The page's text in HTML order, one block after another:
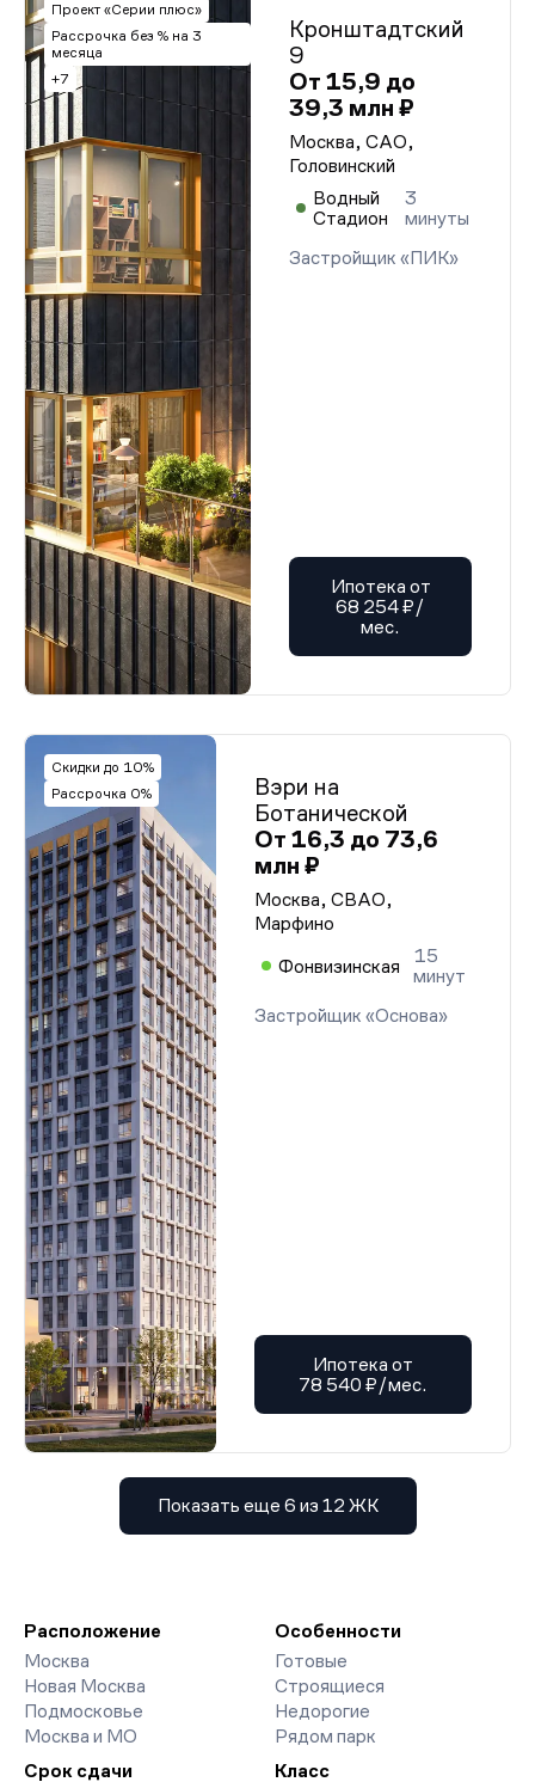
Проект «Серии плюс»
Рассрочка без % на 3
месяца
+7
Кронштадтский
9
От 15,9 до
39,3 млн ₽
Москва, САО,
Головинский
Водный
Стадион
3
минуты
Застройщик «ПИК»
Ипотека от
68 254 ₽/
мес.
Скидки до 10%
Рассрочка 0%
Вэри на
Ботанической
От 16,3 до 73,6
млн ₽
Москва, СВАО,
Марфино
Фонвизинская
15
минут
Застройщик «Основа»
Ипотека от
78 540 ₽/мес.
Показать еще 6 из 12 ЖК
Расположение
Москва
Новая Москва
Подмосковье
Москва и МО
Особенности
Готовые
Строящиеся
Недорогие
Рядом парк
Срок сдачи
Класс